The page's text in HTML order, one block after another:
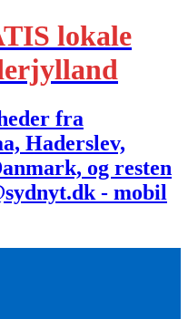
lokale
fra
Haderslev,
og resten
- mobil